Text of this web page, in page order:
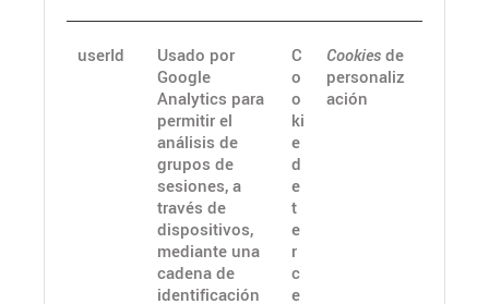
userId
Usado por
Google
Analytics para
permitir el
análisis de
grupos de
sesiones, a
través de
dispositivos,
mediante una
cadena de
identificación
C
o
o
ki
e
d
e
t
e
r
c
e
Cookies de
personaliz
ación